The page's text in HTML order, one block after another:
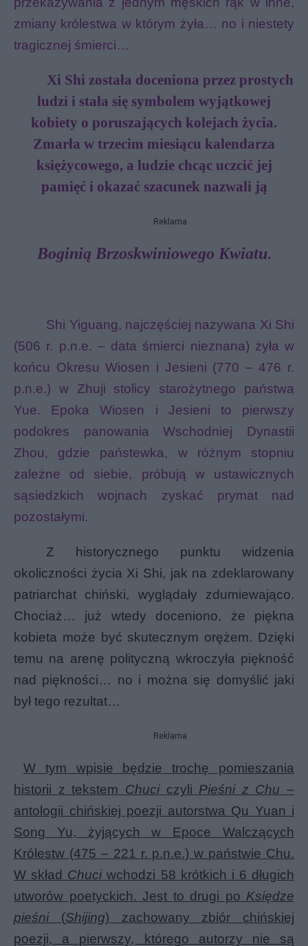
zmiany królestwa w którym żyła… no i niestety
tragicznej śmierci…
Xi Shi została doceniona przez prostych
ludzi i stała się symbolem wyjątkowej
kobiety o poruszających kolejach życia.
Zmarła w trzecim miesiącu kalendarza
księżycowego, a ludzie chcąc uczcić jej
pamięć i okazać szacunek nazwali ją
Reklama
Boginią Brzoskwiniowego Kwiatu.
Shi Yiguang, najczęściej nazywana Xi Shi
(506 r. p.n.e. – data śmierci nieznana) żyła w
końcu Okresu Wiosen i Jesieni (770 – 476 r.
p.n.e.) w Zhuji stolicy starożytnego państwa
Yue. Epoka Wiosen i Jesieni to pierwszy
podokres panowania Wschodniej Dynastii
Zhou, gdzie państewka, w różnym stopniu
zależne od siebie, próbują w ustawicznych
sąsiedzkich wojnach zyskać prymat nad
pozostałymi.
Z historycznego punktu widzenia
okoliczności życia Xi Shi, jak na zdeklarowany
patriarchat chiński, wyglądały zdumiewająco.
Chociaż… już wtedy doceniono, że piękna
kobieta może być skutecznym orężem. Dzięki
temu na arenę polityczną wkroczyła piękność
nad piękności… no i można się domyślić jaki
był tego rezultat…
Reklama
W tym wpisie będzie trochę pomieszania
historii z tekstem Chuciczyli Pieśni z Chu –
antologii chińskiej poezji autorstwa Qu Yuan i
Song Yu, żyjących w Epoce Walczących
Królestw (475 – 221 r. p.n.e.) w państwie Chu.
W skład Chuciwchodzi 58 krótkich i 6 długich
utworów poetyckich. Jest to drugi po Księdze
pieśni(Shijing) zachowany zbiór chińskiej
poezji, a pierwszy, którego autorzy nie są